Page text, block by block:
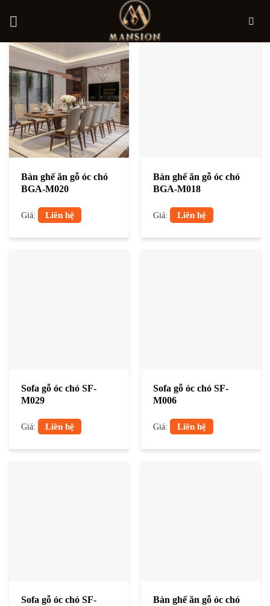
Bỏ
qua
nội
dung
Bàn ghế ăn gỗ óc chó
BGA-M020
Giá: Liên hệ
Bàn ghế ăn gỗ óc chó
BGA-M018
Giá: Liên hệ
Sofa gỗ óc chó SF-
M029
Giá: Liên hệ
Sofa gỗ óc chó SF-
M006
Giá: Liên hệ
Sofa gỗ óc chó SF-
Bàn ghế ăn gỗ óc chó